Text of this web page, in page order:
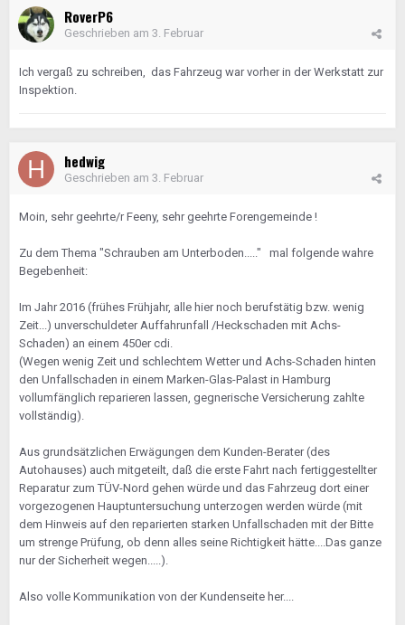
RoverP6
Geschrieben am 3. Februar
Ich vergaß zu schreiben, das Fahrzeug war vorher in der Werkstatt zur
Inspektion.
hedwig
Geschrieben am 3. Februar
Moin, sehr geehrte/r Feeny, sehr geehrte Forengemeinde !
Zu dem Thema "Schrauben am Unterboden....." mal folgende wahre
Begebenheit:
Im Jahr 2016 (frühes Frühjahr, alle hier noch berufstätig bzw. wenig
Zeit...) unverschuldeter Auffahrunfall /Heckschaden mit Achs-
Schaden) an einem 450er cdi.
(Wegen wenig Zeit und schlechtem Wetter und Achs-Schaden hinten
den Unfallschaden in einem Marken-Glas-Palast in Hamburg
vollumfänglich reparieren lassen, gegnerische Versicherung zahlte
vollständig).
Aus grundsätzlichen Erwägungen dem Kunden-Berater (des
Autohauses) auch mitgeteilt, daß die erste Fahrt nach fertiggestellter
Reparatur zum TÜV-Nord gehen würde und das Fahrzeug dort einer
vorgezogenen Hauptuntersuchung unterzogen werden würde (mit
dem Hinweis auf den reparierten starken Unfallschaden mit der Bitte
um strenge Prüfung, ob denn alles seine Richtigkeit hätte....Das ganze
nur der Sicherheit wegen.....).
Also volle Kommunikation von der Kundenseite her....